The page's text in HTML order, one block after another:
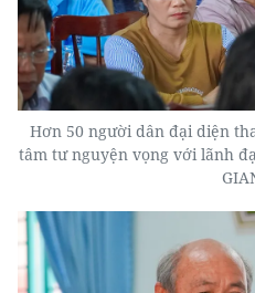
Hơn 50 người dân đại diện
tâm tư nguyện vọng với lãnh